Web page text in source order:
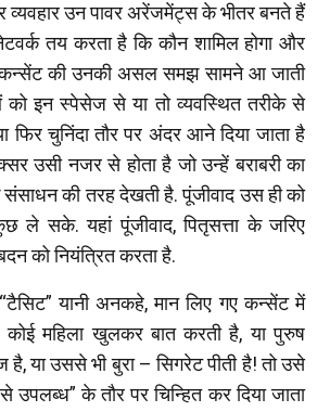
व्यवहार उन पावर अरेंजमेंट्स के भीतर बनते हैं
तय करता है कि कौन शामिल होगा और
की उनकी असल समझ सामने आ जाती
को इन स्पेसेज से या तो व्यवस्थित तरीके से
फिर चुनिंदा तौर पर अंदर आने दिया जाता है
उसी नजर से होता है जो उन्हें बराबरी का
संसाधन की तरह देखती है. पूंजीवाद उस ही को
ले सके. यहां पूंजीवाद, पितृसत्ता के जरिए
को नियंत्रित करता है.
यानी अनकहे, मान लिए गए कन्सेंट में
महिला खुलकर बात करती है, या पुरुष
या उससे भी बुरा – सिगरेट पीती है! तो उसे
उपलब्ध” के तौर पर चिन्हित कर दिया जाता